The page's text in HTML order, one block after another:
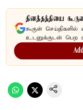
தினத்தந்தியை
கூகுள்
உடனுக்குடன் பெற